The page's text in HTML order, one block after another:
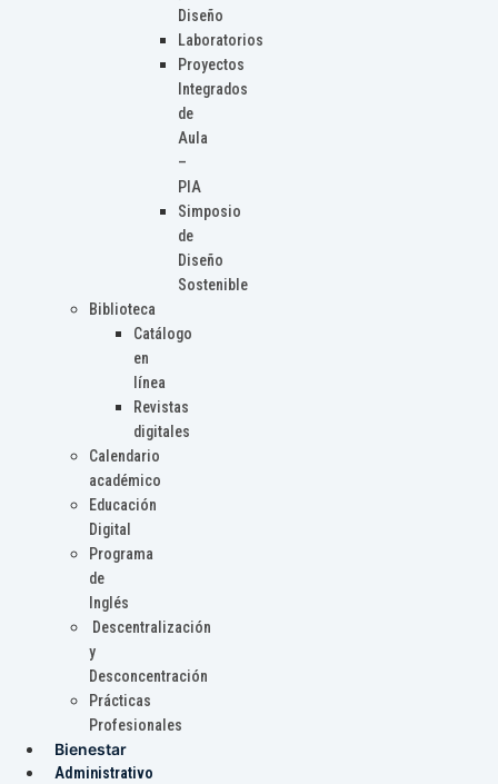
Diseño
Laboratorios
Proyectos
Integrados
de
Aula
–
PIA
Simposio
de
Diseño
Sostenible
Biblioteca
Catálogo
en
línea
Revistas
digitales
Calendario
académico
Educación
Digital
Programa
de
Inglés
Descentralización
y
Desconcentración
Prácticas
Profesionales
Bienestar
Administrativo